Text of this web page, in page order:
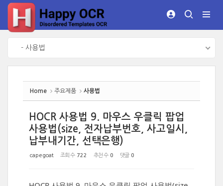
- 사용법
Home 주요제품 사용법
HOCR 사용법 9. 마우스 우클릭 팝업
사용법(size, 전자납부번호, 사고일시,
납부내기간, 선택은행)
capegoat 조회 수 722 추천 수 0 댓글 0
Sketchbook5, 스케치북5
Sketchbook5, 스케치북5